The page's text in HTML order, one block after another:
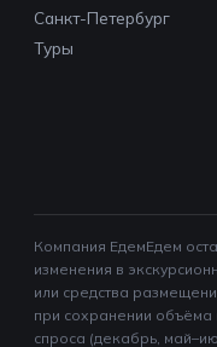
Санкт-Петербург
Туры
Компания ЕдемЕдем
изменения в
или средства
при сохранении объёма
спроса (декабрь,